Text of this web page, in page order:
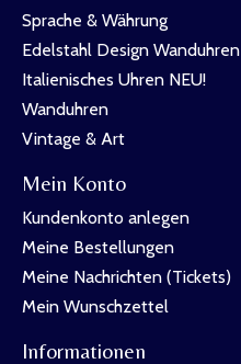
Sprache & Währung
Edelstahl Design Wanduhren
Italienisches Uhren NEU!
Wanduhren
Vintage & Art
Mein Konto
Kundenkonto anlegen
Meine Bestellungen
Meine Nachrichten (Tickets)
Mein Wunschzettel
Informationen